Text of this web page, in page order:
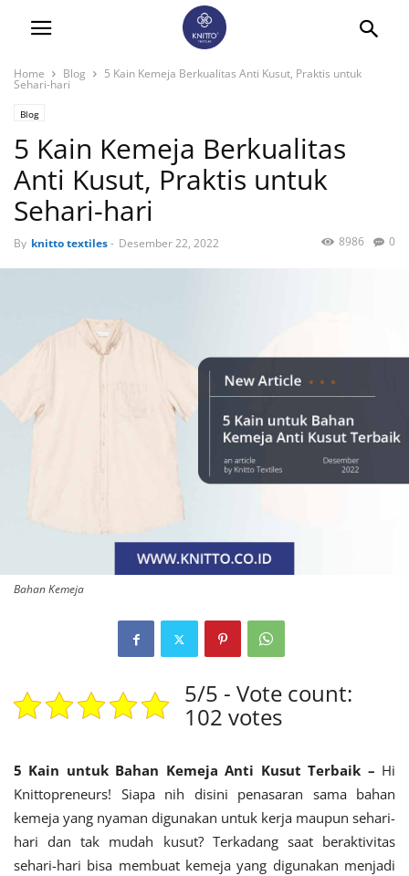
Home Blog 5 Kain Kemeja Berkualitas Anti Kusut, Praktis untuk
Sehari-hari
Blog
5 Kain Kemeja Berkualitas
Anti Kusut, Praktis untuk
Sehari-hari
By knitto textiles- Desember 22, 2022 0
8986
Bahan Kemeja
5/5 - Vote count:
102 votes
5 Kain untuk Bahan Kemeja Anti Kusut Terbaik – Hi
Knittopreneurs! Siapa nih disini penasaran sama bahan
kemeja yang nyaman digunakan untuk kerja maupun sehari-
hari dan tak mudah kusut? Terkadang saat beraktivitas
sehari-hari bisa membuat kemeja yang digunakan menjadi